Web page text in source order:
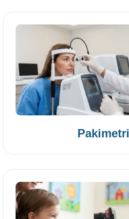
Pakimetri